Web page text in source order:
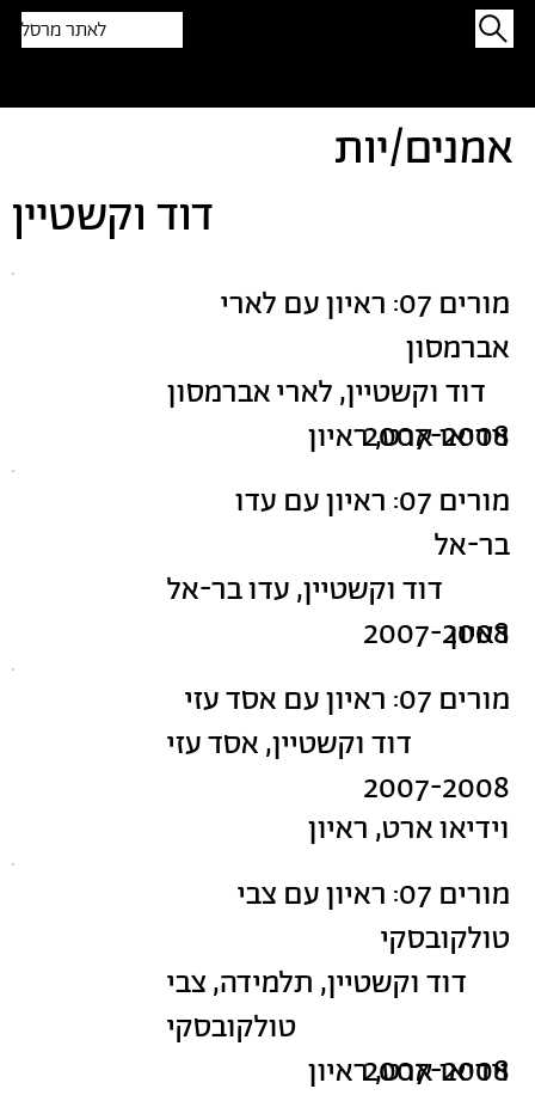
לאתר מרסל
וידיאו ארט, ראיון
מורים 07: ראיון עם לארי
אברמסון
דוד וקשטיין, לארי אברמסון
2007-2008
ראיון
מורים 07: ראיון עם עדו
בר-אל
דוד וקשטיין, עדו בר-אל
2007-2008
וידיאו ארט, ראיון
מורים 07: ראיון עם אסד עזי
דוד וקשטיין, אסד עזי
2007-2008
וידיאו ארט, ראיון
מורים 07: ראיון עם צבי
טולקובסקי
דוד וקשטיין, תלמידה, צבי
טולקובסקי
2007-2008
דוד וקשטיין
אמנים/יות